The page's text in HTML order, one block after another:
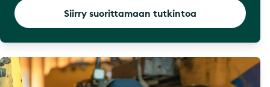
Siirry suorittamaan tutkintoa